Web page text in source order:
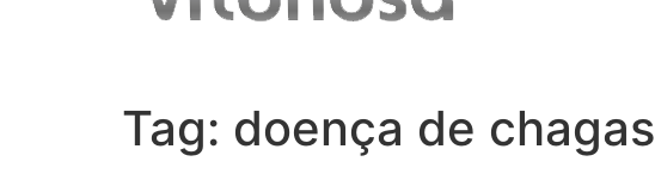
Tag: doença de chagas